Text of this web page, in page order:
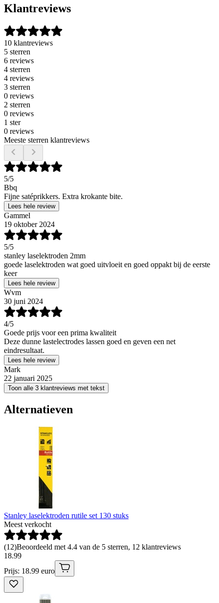
Klantreviews
10 klantreviews
5 sterren
6 reviews
4 sterren
4 reviews
3 sterren
0 reviews
2 sterren
0 reviews
1 ster
0 reviews
Meeste sterren klantreviews
5/5
Bbq
Fijne satéprikkers. Extra krokante bite.
Lees hele review
Gammel
19 oktober 2024
5/5
stanley laselektroden 2mm
goede laselektroden wat goed uitvloeit en goed oppakt bij de eerste
keer
Lees hele review
Wvm
30 juni 2024
4/5
Goede prijs voor een prima kwaliteit
Deze dunne lastelectrodes lassen goed en geven een net
eindresultaat.
Lees hele review
Mark
22 januari 2025
Toon alle 3 klantreviews met tekst
Alternatieven
Stanley laselektroden rutile set 130 stuks
Meest verkocht
(12)Beoordeeld met 4.4 van de 5 sterren, 12 klantreviews
18.99
Prijs: 18.99 euro